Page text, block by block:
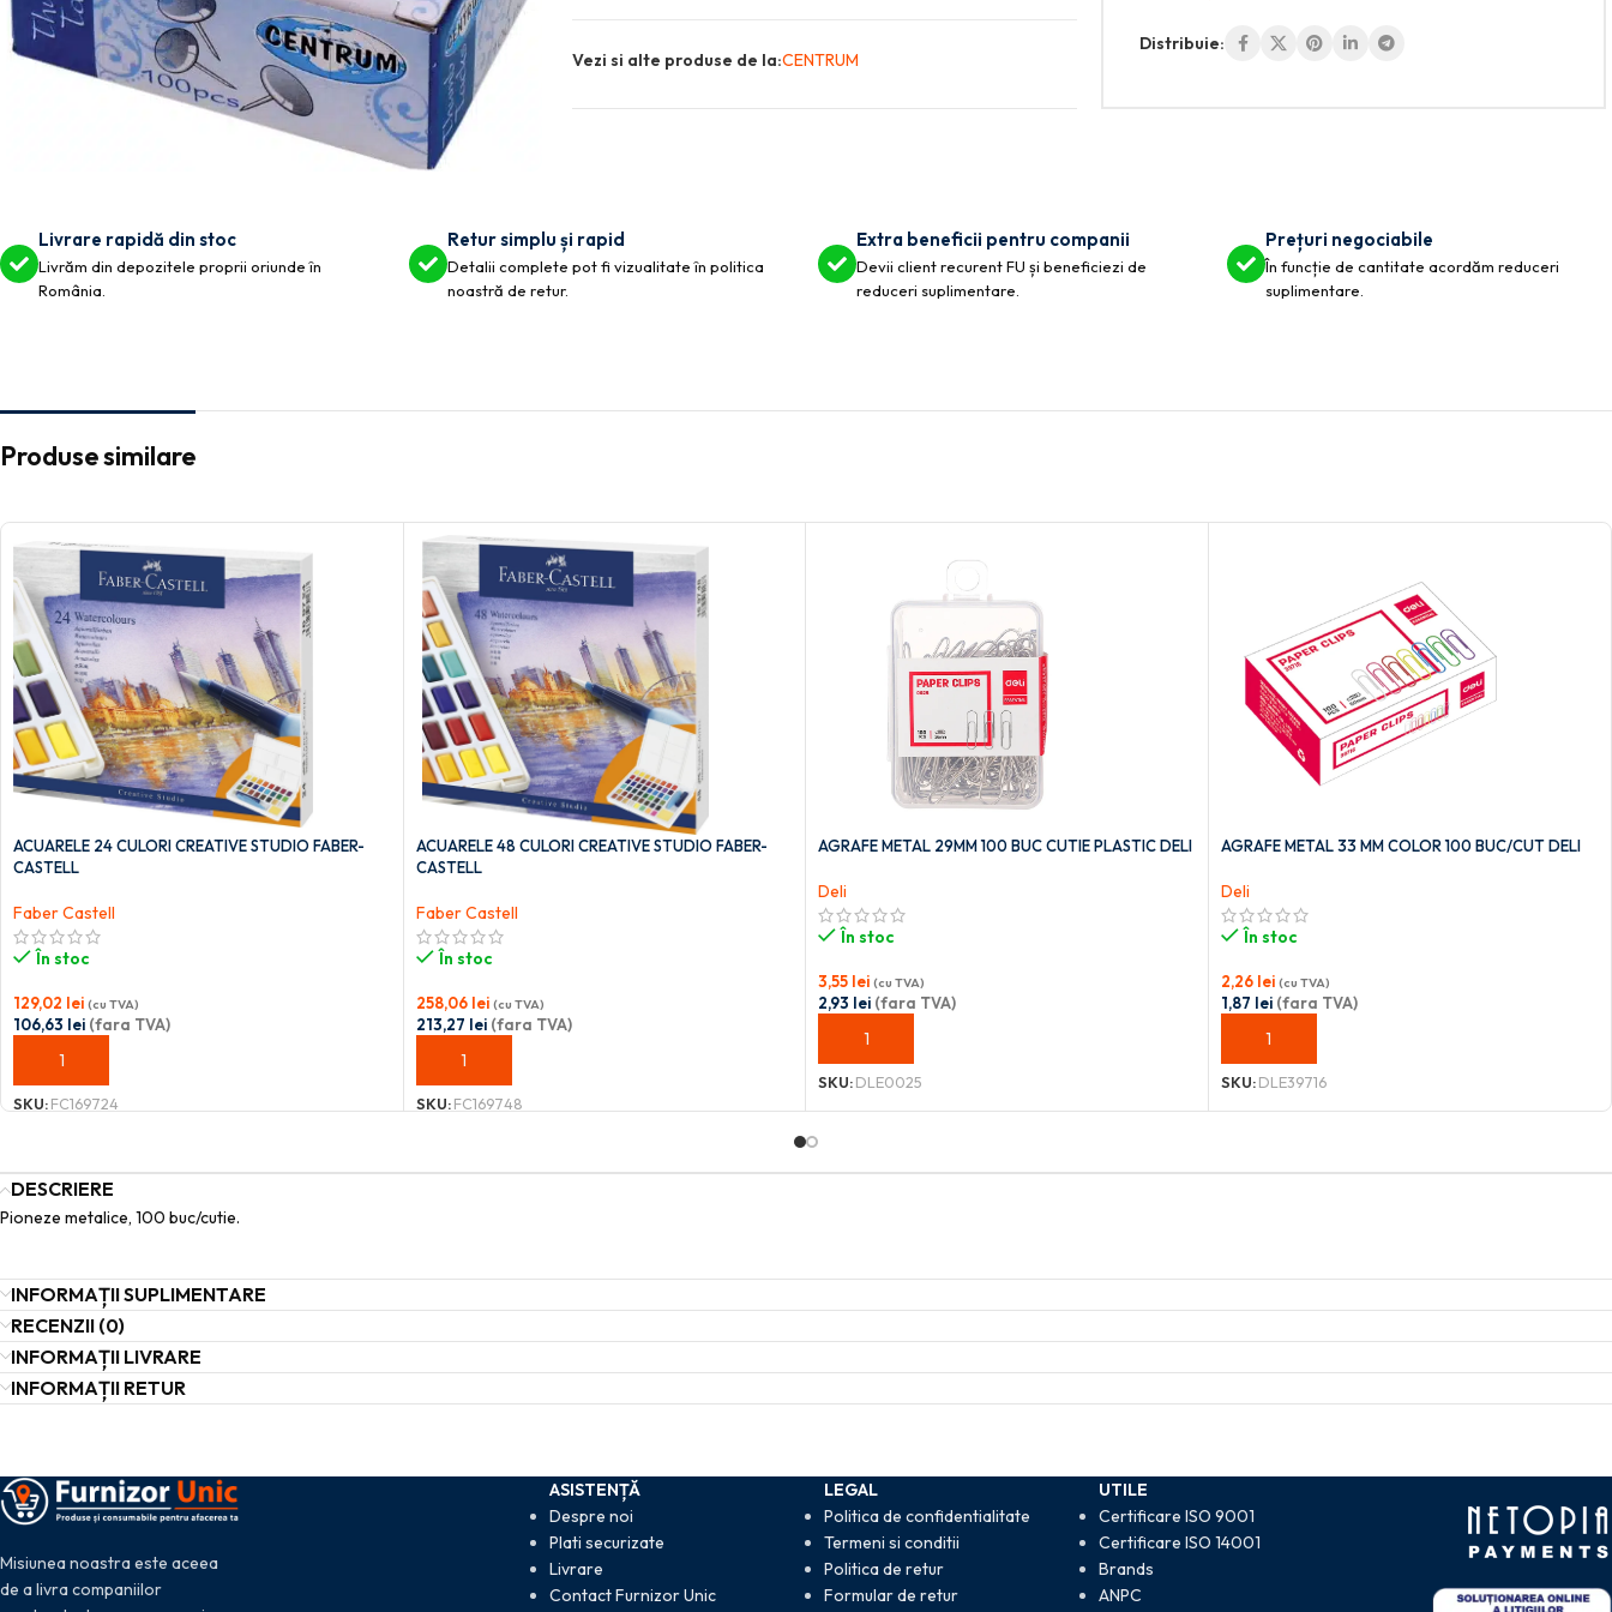
Vezi si alte produse de la:CENTRUM
Distribuie:
Livrare rapidă din stoc
Livrăm din depozitele proprii oriunde în
România.
Retur simplu și rapid
Detalii complete pot fi vizualitate în politica
noastră de retur.
Extra beneficii pentru companii
Devii client recurent FU și beneficiezi de
reduceri suplimentare.
Prețuri negociabile
În funcție de cantitate acordăm reduceri
suplimentare.
Produse similare
ACUARELE 24 CULORI CREATIVE STUDIO FABER-
CASTELL
Faber Castell
În stoc
129,02 lei (cu TVA)
106,63 lei (fara TVA)
ADAUGĂ ÎN COȘ
SKU:FC169724
ACUARELE 48 CULORI CREATIVE STUDIO FABER-
CASTELL
Faber Castell
În stoc
258,06 lei (cu TVA)
213,27 lei(fara TVA)
ADAUGĂ ÎN COȘ
SKU:FC169748
AGRAFE METAL 29MM 100 BUC CUTIE PLASTIC DELI
Deli
În stoc
3,55 lei (cu TVA)
2,93 lei (fara TVA)
ADAUGĂ ÎN COȘ
SKU:DLE0025
AGRAFE METAL 33 MM COLOR 100 BUC/CUT DELI
Deli
În stoc
2,26 lei (cu TVA)
1,87 lei(fara TVA)
ADAUGĂ ÎN COȘ
SKU:DLE39716
DESCRIERE
Pioneze metalice, 100 buc/cutie.
INFORMAȚII SUPLIMENTARE
RECENZII (0)
INFORMAȚII LIVRARE
INFORMAȚII RETUR
Misiunea noastra este aceea
de a livra companiilor
ASISTENȚĂ
Despre noi
Plati securizate
Livrare
Contact Furnizor Unic
LEGAL
Politica de confidentialitate
Termeni si conditii
Politica de retur
Formular de retur
UTILE
Certificare ISO 9001
Certificare ISO 14001
Brands
ANPC